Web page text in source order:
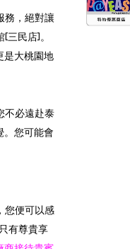
務，絕對讓
民店]。
是大桃園地
不必遠赴泰
。您可能會
您便可以感
有尊貴享